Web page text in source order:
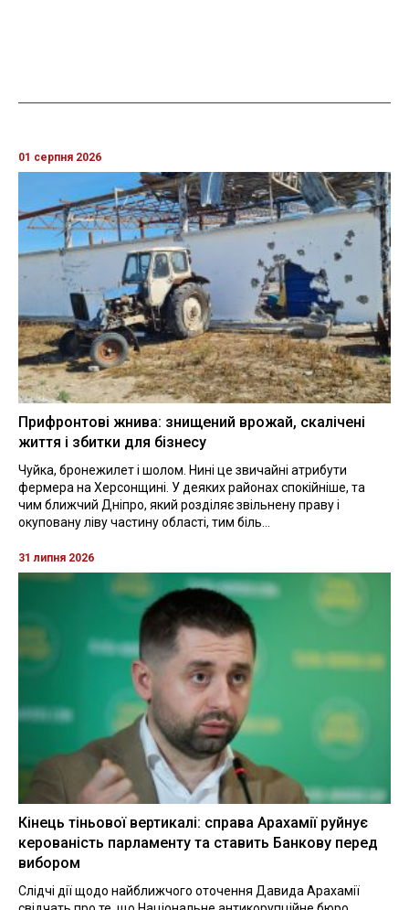
01 серпня 2026
Прифронтові жнива: знищений врожай, скалічені
життя і збитки для бізнесу
Чуйка, бронежилет і шолом. Нині це звичайні атрибути
фермера на Херсонщині. У деяких районах спокійніше, та
чим ближчий Дніпро, який розділяє звільнену праву і
окуповану ліву частину області, тим біль...
31 липня 2026
Кінець тіньової вертикалі: справа Арахамії руйнує
керованість парламенту та ставить Банкову перед
вибором
Слідчі дії щодо найближчого оточення Давида Арахамії